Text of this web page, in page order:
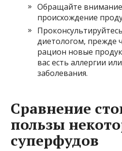
Обращайте внимание
происхождение
диетологом, прежде
рацион новые
вас есть аллергии
заболевания.
Сравнение
пользы
суперфудов